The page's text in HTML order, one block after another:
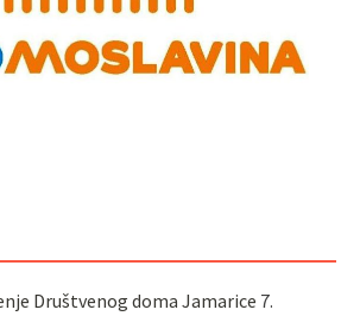
Društvenog doma Jamarice 7.